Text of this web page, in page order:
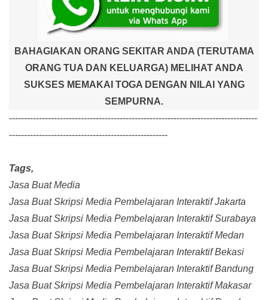
BAHAGIAKAN ORANG SEKITAR ANDA (TERUTAMA
ORANG TUA DAN KELUARGA) MELIHAT ANDA
SUKSES MEMAKAI TOGA DENGAN NILAI YANG
SEMPURNA.
-----------------------------------------------------------------------------------
-----------------------------------------------------
Tags,
Jasa Buat Media
Jasa Buat Skripsi Media Pembelajaran Interaktif Jakarta
Jasa Buat Skripsi Media Pembelajaran Interaktif Surabaya
Jasa Buat Skripsi Media Pembelajaran Interaktif Medan
Jasa Buat Skripsi Media Pembelajaran Interaktif Bekasi
Jasa Buat Skripsi Media Pembelajaran Interaktif Bandung
Jasa Buat Skripsi Media Pembelajaran Interaktif Makasar